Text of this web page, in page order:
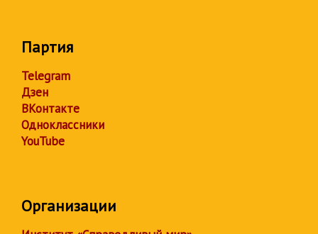
Партия
Telegram
Дзен
ВКонтакте
Одноклассники
YouTube
Организации